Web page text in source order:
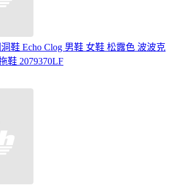
鞋 Echo Clog 男鞋 女鞋 松露色 波波克
鞋 2079370LF